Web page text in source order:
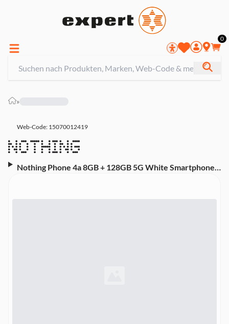
0
»
Web-Code: 15070012419
Nothing Phone 4a 8GB + 128GB 5G White Smartphone